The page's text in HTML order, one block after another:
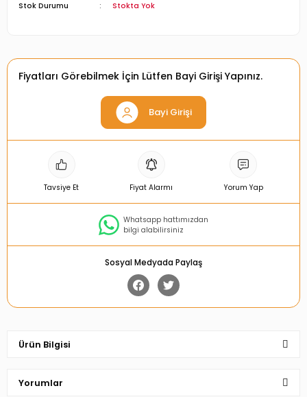
Stok Durumu
Stokta Yok
Fiyatları Görebilmek İçin Lütfen Bayi Girişi Yapınız.
Bayi Girişi
Tavsiye Et Fiyat Alarmı Yorum Yap
Whatsapp hattımızdan
bilgi alabilirsiniz
Sosyal Medyada Paylaş
Ürün Bilgisi
Yorumlar